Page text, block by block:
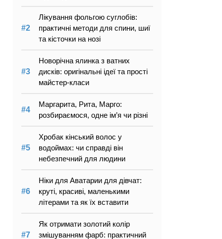
Лікування фольгою суглобів:
практичні методи для спини, шиї
та кісточки на нозі
Новорічна ялинка з ватних
дисків: оригінальні ідеї та прості
майстер-класи
Маргарита, Рита, Марго:
розбираємося, одне ім’я чи різні
Хробак кінський волос у
водоймах: чи справді він
небезпечний для людини
Ніки для Аватарии для дівчат:
круті, красиві, маленькими
літерами та як їх вставити
Як отримати золотий колір
змішуванням фарб: практичний